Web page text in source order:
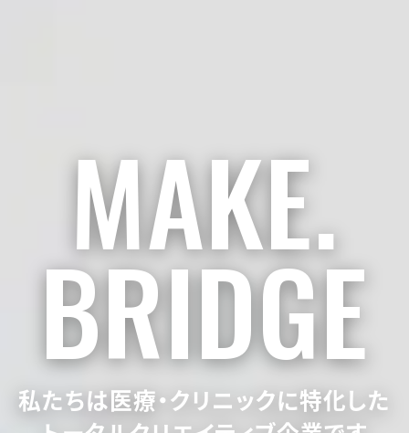
MAKE.
BRIDGE
本当に集患に効果の出る
MAKE.
BRIDGE
私たちは医療・クリニックに特化した
MAKE.
BRIDGE
ホームページから診察券まで